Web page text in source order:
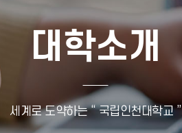
대학소개
세계로 도약하는 “ 국립인천대학교 ”